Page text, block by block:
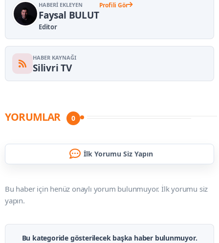
HABERI EKLEYEN
Faysal BULUT
Editor
Profili Gör
HABER KAYNAĞI
Silivri TV
YORUMLAR 0
İlk Yorumu Siz Yapın
Bu haber için henüz onaylı yorum bulunmuyor. İlk yorumu siz
yapın.
Bu kategoride gösterilecek başka haber bulunmuyor.